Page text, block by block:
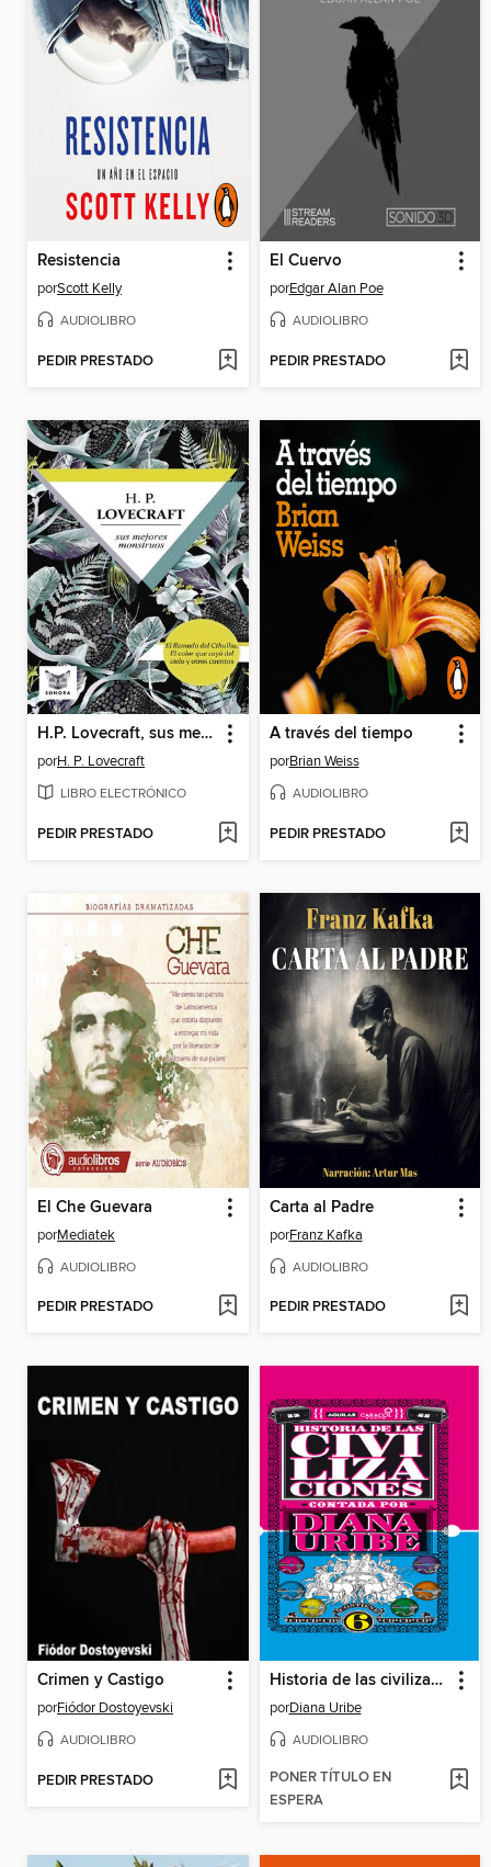
Resistencia
porScott Kelly
AUDIOLIBRO
PEDIR PRESTADO
El Cuervo
porEdgar Alan Poe
AUDIOLIBRO
PEDIR PRESTADO
H.P. Lovecraft, sus mejores monstruos
porH. P. Lovecraft
LIBRO ELECTRÓNICO
PEDIR PRESTADO
A través del tiempo
porBrian Weiss
AUDIOLIBRO
PEDIR PRESTADO
El Che Guevara
porMediatek
AUDIOLIBRO
PEDIR PRESTADO
Carta al Padre
porFranz Kafka
AUDIOLIBRO
PEDIR PRESTADO
Crimen y Castigo
porFiódor Dostoyevski
AUDIOLIBRO
PEDIR PRESTADO
Historia de las civilizaciones
porDiana Uribe
AUDIOLIBRO
PONER TÍTULO EN
ESPERA